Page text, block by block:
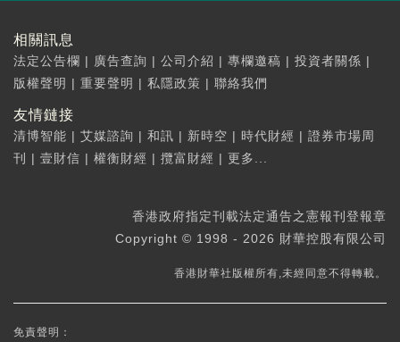
相關訊息
法定公告欄 | 廣告查詢 | 公司介紹 | 專欄邀稿 | 投資者關係 |
版權聲明 | 重要聲明 | 私隱政策 | 聯絡我們
友情鏈接
清博智能 | 艾媒諮詢 | 和訊 | 新時空 | 時代財經 | 證券市場周
刊
| 壹財信 | 權衡財經 | 攬富財經 | 更多...
香港政府指定刊載法定通告之憲報刊登報章
Copyright © 1998 - 2026 財華控股有限公司
香港財華社版權所有,未經同意不得轉載。
免責聲明：